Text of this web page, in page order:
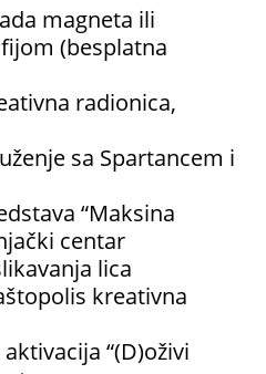
magneta ili
(besplatna
radionica,
sa Spartancem i
“Maksina
centar
lica
kreativna
aktivacija “(D)oživi